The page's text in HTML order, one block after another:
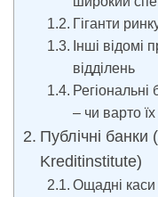
Гіганти
Інші відомі
відділень
Регіональні
– чи варто
Публічні
Kreditinstitute)
Ощадні